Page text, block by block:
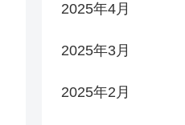
2025年4月
2025年3月
2025年2月